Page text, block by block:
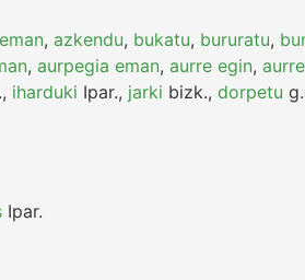
, azkendu, bukatu, bururatu,
, aurpegia eman, aurre egin,
, iharduki Ipar., jarki bizk., dorpetu
Ipar.